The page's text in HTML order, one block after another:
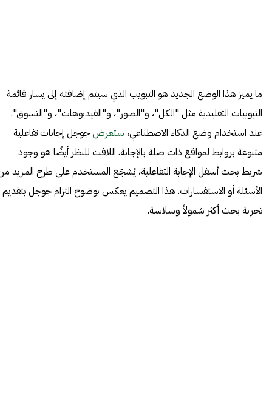
ما يميز هذا الوضع الجديد هو التبويب الذي سيتم إضافته إلى يسار قائمة
التبويبات التقليدية مثل "الكل"، و"الصور"، و"الفيديوهات"، و"التسوق".
عند استخدام وضع الذكاء الاصطناعي، ستعرضجوجل إجابات تفاعلية
متبوعة بروابط لمواقع ذات صلة بالإجابة. اللافت للنظر أيضًا هو وجود
شريط بحث أسفل الإجابة التفاعلية، يُشجّع المستخدم على طرح المزيد
الأسئلة أو الاستفسارات. هذا التصميم يعكس بوضوح التزام جوجل بتقديم
تجربة بحث أكثر شمولاً وسلاسة.